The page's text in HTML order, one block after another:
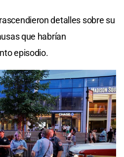
detalles sobre su
que habrían
episodio.